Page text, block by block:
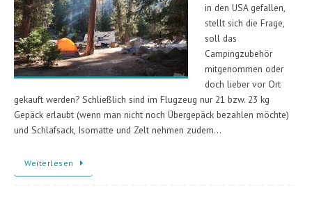
in den USA gefallen,
stellt sich die Frage,
soll das
Campingzubehör
mitgenommen oder
doch lieber vor Ort
gekauft werden? Schließlich sind im Flugzeug nur 21 bzw. 23 kg
Gepäck erlaubt (wenn man nicht noch Übergepäck bezahlen möchte)
und Schlafsack, Isomatte und Zelt nehmen zudem…
Weiterlesen